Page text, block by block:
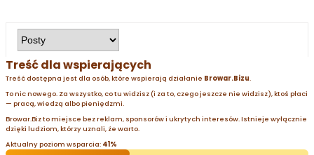
Treść dla wspierających
Treść dostępna jest dla osób, które wspierają działanie Browar.Bizu.
To nic nowego. Za wszystko, co tu widzisz (i za to, czego jeszcze nie widzisz), ktoś płaci
— pracą, wiedzą albo pieniędzmi.
Browar.Biz to miejsce bez reklam, sponsorów i ukrytych interesów. Istnieje wyłącznie
dzięki ludziom, którzy uznali, że warto.
Aktualny poziom wsparcia: 41%